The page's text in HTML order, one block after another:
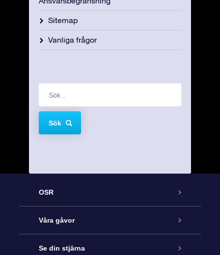
Sitemap
Vanliga frågor
Sök
OSR
Kundtjänst
Kontakta oss
Våra gåvor
Online-Stjärngåva
Se din stjärna